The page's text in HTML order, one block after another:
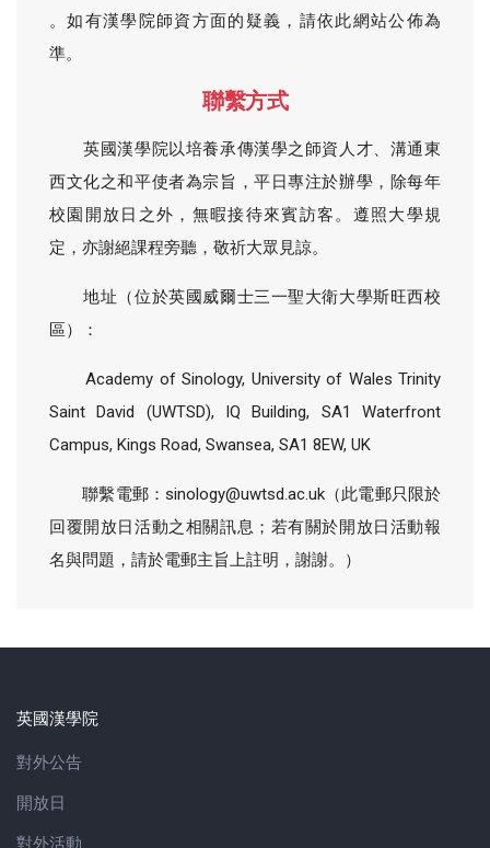
。如有漢學院師資方面的疑義，請依此網站公佈為
準。
聯繫方式
英國漢學院以培養承傳漢學之師資人才、溝通東
西文化之和平使者為宗旨，平日專注於辦學，除每年
校園開放日之外，無暇接待來賓訪客。遵照大學規
定，亦謝絕課程旁聽，敬祈大眾見諒。
地址（位於英國威爾士三一聖大衛大學斯旺西校
區）：
Academy of Sinology, University of Wales Trinity
Saint David (UWTSD), IQ Building, SA1 Waterfront
Campus, Kings Road, Swansea, SA1 8EW, UK
聯繫電郵：sinology@uwtsd.ac.uk（此電郵只限於
回覆開放日活動之相關訊息；若有關於開放日活動報
名與問題，請於電郵主旨上註明，謝謝。）
英國漢學院
對外公告
開放日